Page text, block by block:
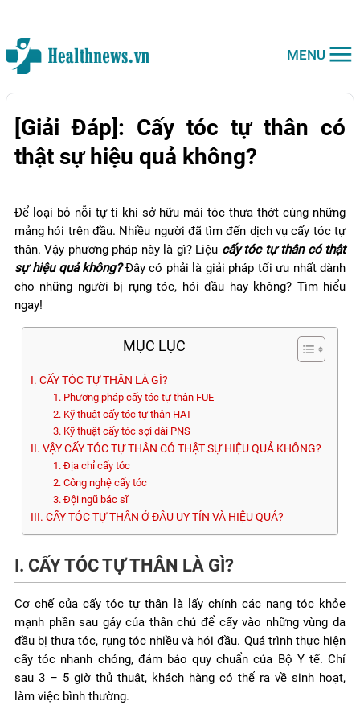
MENU
[Giải Đáp]: Cấy tóc tự thân có
thật sự hiệu quả không?
Để loại bỏ nỗi tự ti khi sở hữu mái tóc thưa thớt cùng những
mảng hói trên đầu. Nhiều người đã tìm đến dịch vụ cấy tóc tự
thân. Vậy phương pháp này là gì? Liệu cấy tóc tự thân có thật
sự hiệu quả không?Đây có phải là giải pháp tối ưu nhất dành
cho những người bị rụng tóc, hói đầu hay không? Tìm hiểu
ngay!
MỤC LỤC
I. CẤY TÓC TỰ THÂN LÀ GÌ?
1. Phương pháp cấy tóc tự thân FUE
2. Kỹ thuật cấy tóc tự thân HAT
3. Kỹ thuật cấy tóc sợi dài PNS
II. VẬY CẤY TÓC TỰ THÂN CÓ THẬT SỰ HIỆU QUẢ KHÔNG?
1. Địa chỉ cấy tóc
2. Công nghệ cấy tóc
3. Đội ngũ bác sĩ
III. CẤY TÓC TỰ THÂN Ở ĐÂU UY TÍN VÀ HIỆU QUẢ?
I. CẤY TÓC TỰ THÂN LÀ GÌ?
Cơ chế của cấy tóc tự thân là lấy chính các nang tóc khỏe
mạnh phần sau gáy của thân chủ để cấy vào những vùng da
đầu bị thưa tóc, rụng tóc nhiều và hói đầu. Quá trình thực hiện
cấy tóc nhanh chóng, đảm bảo quy chuẩn của Bộ Y tế. Chỉ
sau 3 – 5 giờ thủ thuật, khách hàng có thể ra về sinh hoạt,
làm việc bình thường.